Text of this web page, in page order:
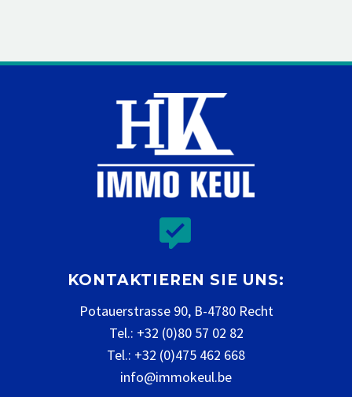


KONTAKTIEREN SIE UNS:
Potauerstrasse 90, B-4780 Recht
Tel.: +32 (0)80 57 02 82
Tel.: +32 (0)475 462 668
info@immokeul.be